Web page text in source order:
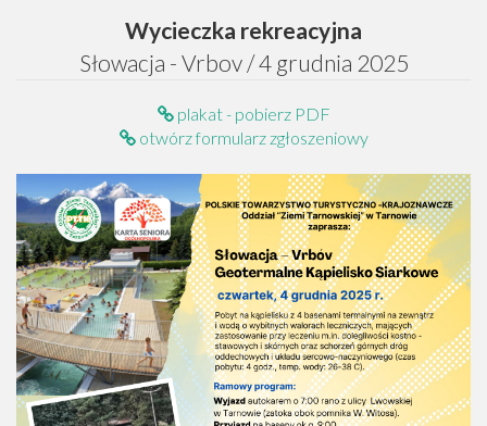
Wycieczka rekreacyjna
Słowacja - Vrbov / 4 grudnia 2025
plakat - pobierz PDF
otwórz formularz zgłoszeniowy